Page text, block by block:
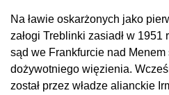
Na ławie oskarżonych jako
załogi Treblinki zasiadł w 1951
sąd we Frankfurcie nad Menem
dożywotniego więzienia.
został przez władze alianckie